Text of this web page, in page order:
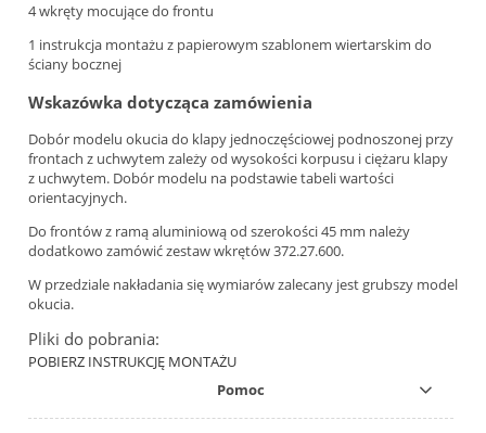
4 wkręty mocujące do frontu
1 instrukcja montażu z papierowym szablonem wiertarskim do
ściany bocznej
Wskazówka dotycząca zamówienia
Dobór modelu okucia do klapy jednoczęściowej podnoszonej przy
frontach z uchwytem zależy od wysokości korpusu i ciężaru klapy
z uchwytem. Dobór modelu na podstawie tabeli wartości
orientacyjnych.
Do frontów z ramą aluminiową od szerokości 45 mm należy
dodatkowo zamówić zestaw wkrętów 372.27.600.
W przedziale nakładania się wymiarów zalecany jest grubszy model
okucia.
Pliki do pobrania:
POBIERZ INSTRUKCJĘ MONTAŻU
Pomoc